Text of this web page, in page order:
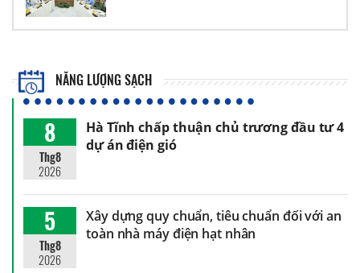
NĂNG LƯỢNG SẠCH
8
Thg8
2026
Hà Tĩnh chấp thuận chủ trương đầu tư 4
dự án điện gió
5
Thg8
2026
Xây dựng quy chuẩn, tiêu chuẩn đối với an
toàn nhà máy điện hạt nhân